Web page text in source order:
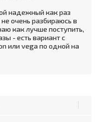
надежный как раз
очень разбираюсь в
как лучше поступить,
- есть вариант с
или vega по одной на